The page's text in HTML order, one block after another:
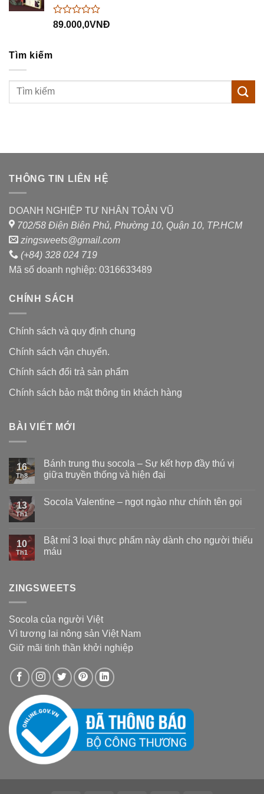
sao
Được
89.000,0VNĐ
Tìm kiếm
THÔNG TIN LIÊN HỆ
DOANH NGHIỆP TƯ NHÂN TOẢN VŨ
702/58 Điện Biên Phủ, Phường 10, Quận 10, TP.HCM
zingsweets@gmail.com
(+84) 328 024 719
Mã số doanh nghiệp: 0316633489
CHÍNH SÁCH
Chính sách và quy định chung
Chính sách vận chuyển.
Chính sách đổi trả sản phẩm
Chính sách bảo mật thông tin khách hàng
BÀI VIẾT MỚI
16
Th8
Bánh trung thu socola – Sự kết hợp đầy thú vị
giữa truyền thống và hiện đại
13
Th1
Socola Valentine – ngọt ngào như chính tên gọi
10
Th1
Bật mí 3 loại thực phẩm này dành cho người thiếu
máu
ZINGSWEETS
Socola của người Việt
Vì tương lai nông sản Việt Nam
Giữ mãi tinh thần khởi nghiệp